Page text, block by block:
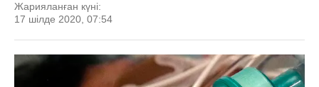
Жарияланған күні:
17 шілде 2020, 07:54